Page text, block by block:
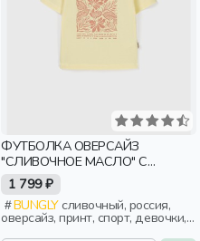
ФУТБОЛКА ОВЕРСАЙЗ
"СЛИВОЧНОЕ МАСЛО" С
ПРИНТОМ 7+
1 799 ₽
BUNGLYсливочный, россия,
оверсайз, принт, спорт, девочки,
дети, школьники, подростки